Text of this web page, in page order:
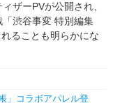
ザーPVが公開され、
渋谷事変 特別編集
ることも明らかにな
」コラボアパレル登